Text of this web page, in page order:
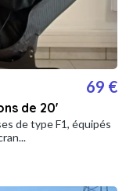
de 20'
69 €
de type F1, équipés